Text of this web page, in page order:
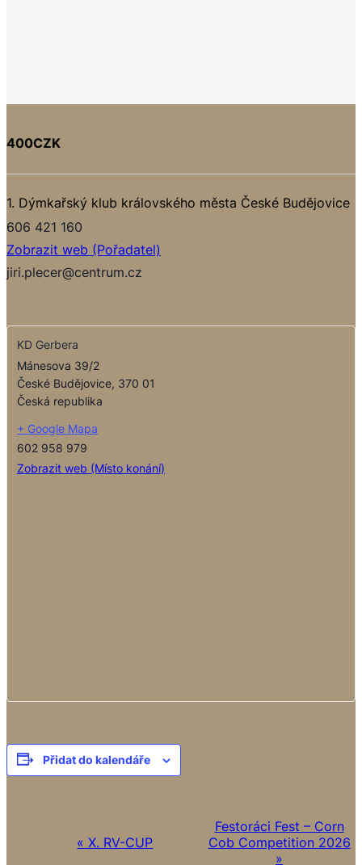
400CZK
1. Dýmkařský klub královského města České Budějovice
606 421 160
Zobrazit web (Pořadatel)
jiri.plecer@centrum.cz
KD Gerbera
Mánesova 39/2
České Budějovice, 370 01
Česká republika
+ Google Mapa
602 958 979
Zobrazit web (Místo konání)
Přidat do kalendáře
« X. RV-CUP
Festoráci Fest – Corn
Cob Competition 2026
»